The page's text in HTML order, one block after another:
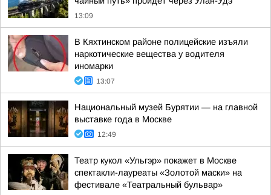
13:09
В Кяхтинском районе полицейские изъяли
наркотические вещества у водителя
иномарки
13:07
Национальный музей Бурятии — на главной
выставке года в Москве
12:49
Театр кукол «Ульгэр» покажет в Москве
спектакли-лауреаты «Золотой маски» на
фестивале «Театральный бульвар»